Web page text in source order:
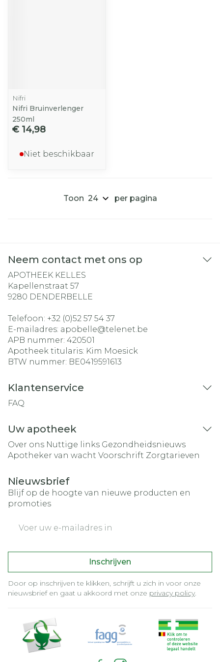
Nifri
Nifri Bruinverlenger
250ml
€ 14,98
Niet beschikbaar
Toon per pagina
Neem contact met ons op
APOTHEEK KELLES
Kapellenstraat 57
9280 DENDERBELLE
Telefoon: +32 (0)52 57 54 37
E-mailadres: apobelle@telenet.be
APB nummer: 420501
Apotheek titularis: Kim Moesick
BTW nummer: BE0419591613
Klantenservice
FAQ
Uw apotheek
Over ons Nuttige links Gezondheidsnieuws
Apotheker van wacht Voorschrift Zorgtarieven
Nieuwsbrief
Blijf op de hoogte van nieuwe producten en
promoties
Inschrijven
Door op inschrijven te klikken, schrijft u zich in voor onze
nieuwsbrief en gaat u akkoord met onze privacy policy.